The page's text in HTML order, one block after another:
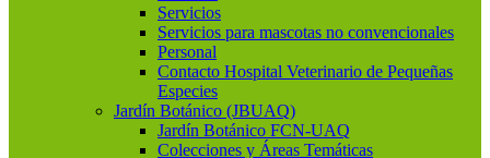
Servicios
Servicios para mascotas no convencionales
Personal
Contacto Hospital Veterinario de Pequeñas
Especies
Jardín Botánico (JBUAQ)
Jardín Botánico FCN-UAQ
Colecciones y Áreas Temáticas